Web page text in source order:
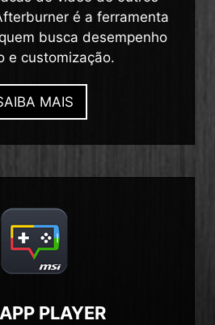
é a ferramenta
busca desempenho
e customização.
MAIS
PLAYER